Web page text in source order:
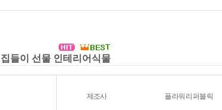
들이 선물 인테리어식물
제조사 플라워리퍼블릭